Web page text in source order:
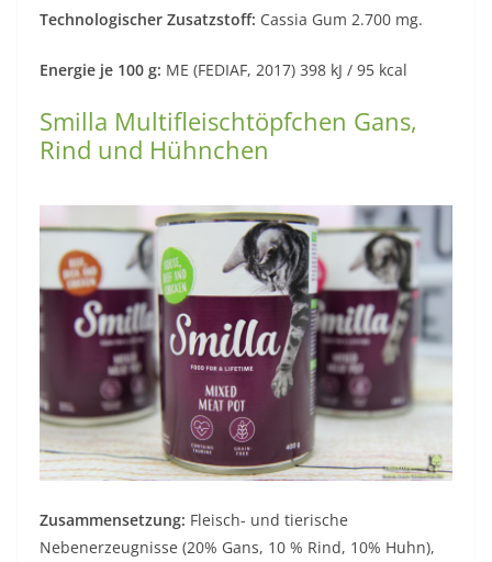
Technologischer Zusatzstoff: Cassia Gum 2.700 mg.
Energie je 100 g: ME (FEDIAF, 2017) 398 kJ / 95 kcal
Smilla Multifleischtöpfchen Gans,
Rind und Hühnchen
Zusammensetzung: Fleisch- und tierische
Nebenerzeugnisse (20% Gans, 10 % Rind, 10% Huhn),